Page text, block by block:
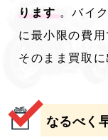
ります 。バイ
に最小限の費
そのまま買取
なるべく